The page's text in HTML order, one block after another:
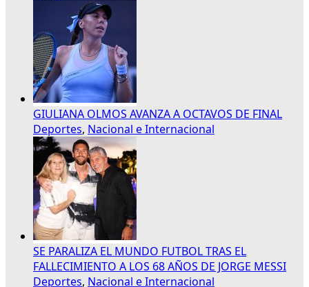
GIULIANA OLMOS AVANZA A OCTAVOS DE FINAL
Deportes, Nacional e Internacional
SE PARALIZA EL MUNDO FUTBOL TRAS EL
FALLECIMIENTO A LOS 68 AÑOS DE JORGE MESSI
Deportes, Nacional e Internacional